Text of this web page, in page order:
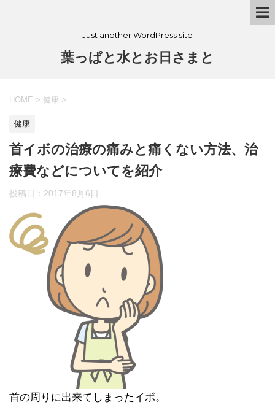
Just another WordPress site
葉っぱと水とお日さまと
HOME > 健康 >
健康
首イボの治療の痛みと痛くない方法、治
療費などについてを紹介
投稿日： 2017年8月6日
首の周りに出来てしまったイボ。